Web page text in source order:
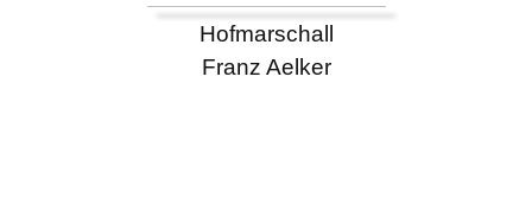
Hofmarschall
Franz Aelker